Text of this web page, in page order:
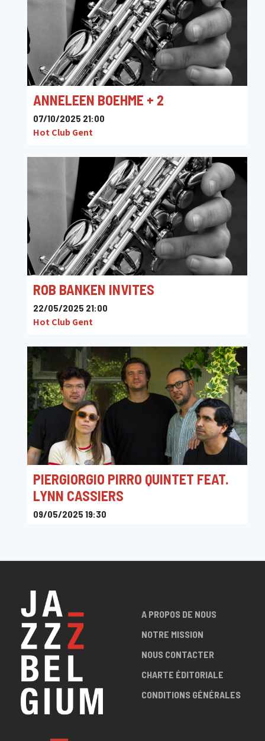
ANNELEEN BOEHME + 2
07/10/2025 21:00
Hot Club Gent
ROB BANKEN INVITES
22/05/2025 21:00
Hot Club Gent
PIERGIORGIO PIRRO QUINTET FEAT.
LYNN CASSIERS
09/05/2025 19:30
A PROPOS DE NOUS
NOTRE MISSION
NOUS CONTACTER
CHARTE ÉDITORIALE
CONDITIONS GÉNÉRALES